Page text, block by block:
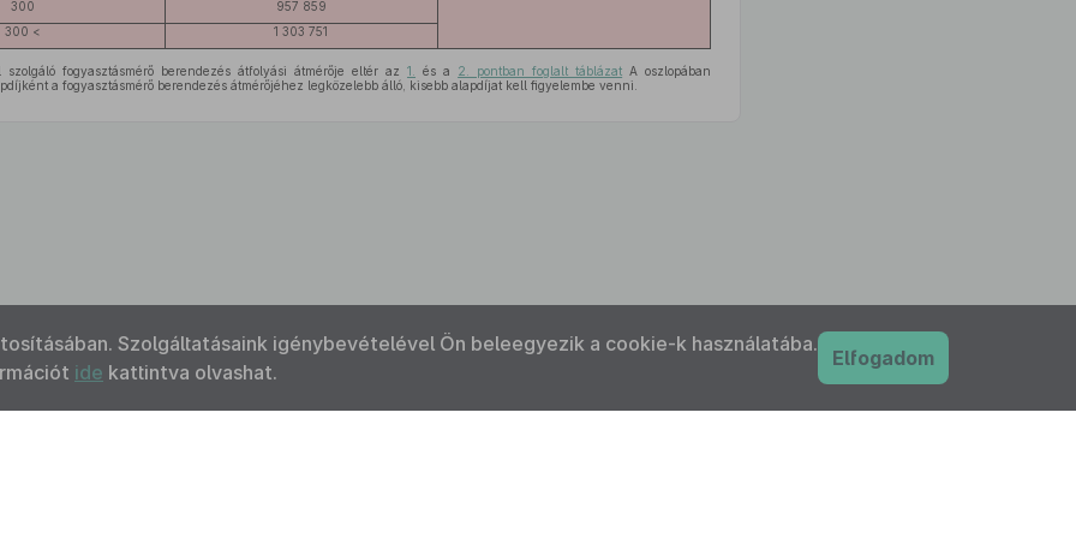
300
957 859
300 < 1 303 751
fogyasztásmérő berendezés átfolyási átmérője eltér az1. és a 2. pontban foglalt táblázat A oszlopában
a fogyasztásmérő berendezés átmérőjéhez legközelebb álló, kisebb alapdíjat kell figyelembe venni.
Szolgáltatásaink igénybevételével Ön beleegyezik a cookie-k használatába.
ide kattintva olvashat.
Elfogadom